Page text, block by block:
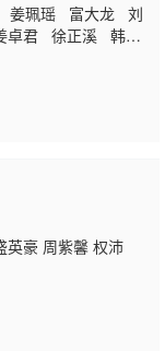
珮瑶 富大龙 刘
君 徐正溪 韩栋
灏铭 曲高位 寇
英豪 周紫馨 权沛